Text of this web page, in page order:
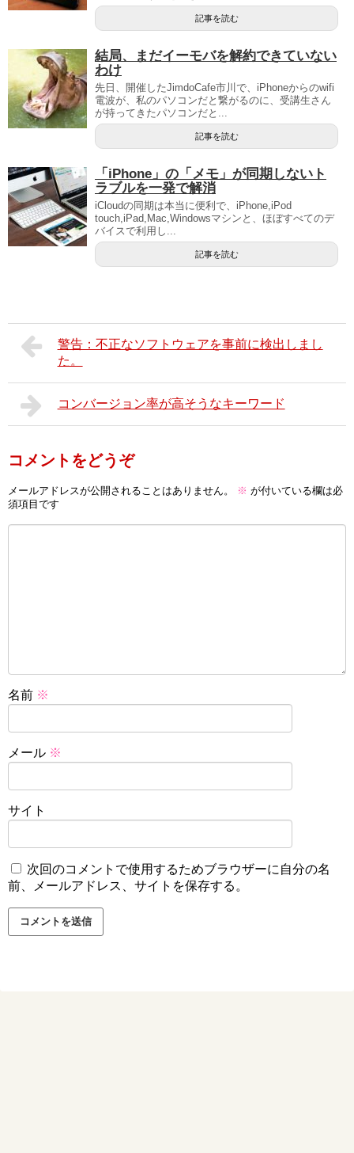
記事を読む
結局、まだイーモバを解約できていない
わけ
先日、開催したJimdoCafe市川で、iPhoneからのwifi
電波が、私のパソコンだと繋がるのに、受講生さん
が持ってきたパソコンだと...
記事を読む
「iPhone」の「メモ」が同期しないト
ラブルを一発で解消
iCloudの同期は本当に便利で、iPhone,iPod
touch,iPad,Mac,Windowsマシンと、ほぼすべてのデ
バイスで利用し...
記事を読む
警告：不正なソフトウェアを事前に検出しまし
た。
コンバージョン率が高そうなキーワード
コメントをどうぞ
メールアドレスが公開されることはありません。 ※ が付いている欄は必
須項目です
名前 ※
メール ※
サイト
次回のコメントで使用するためブラウザーに自分の名
前、メールアドレス、サイトを保存する。